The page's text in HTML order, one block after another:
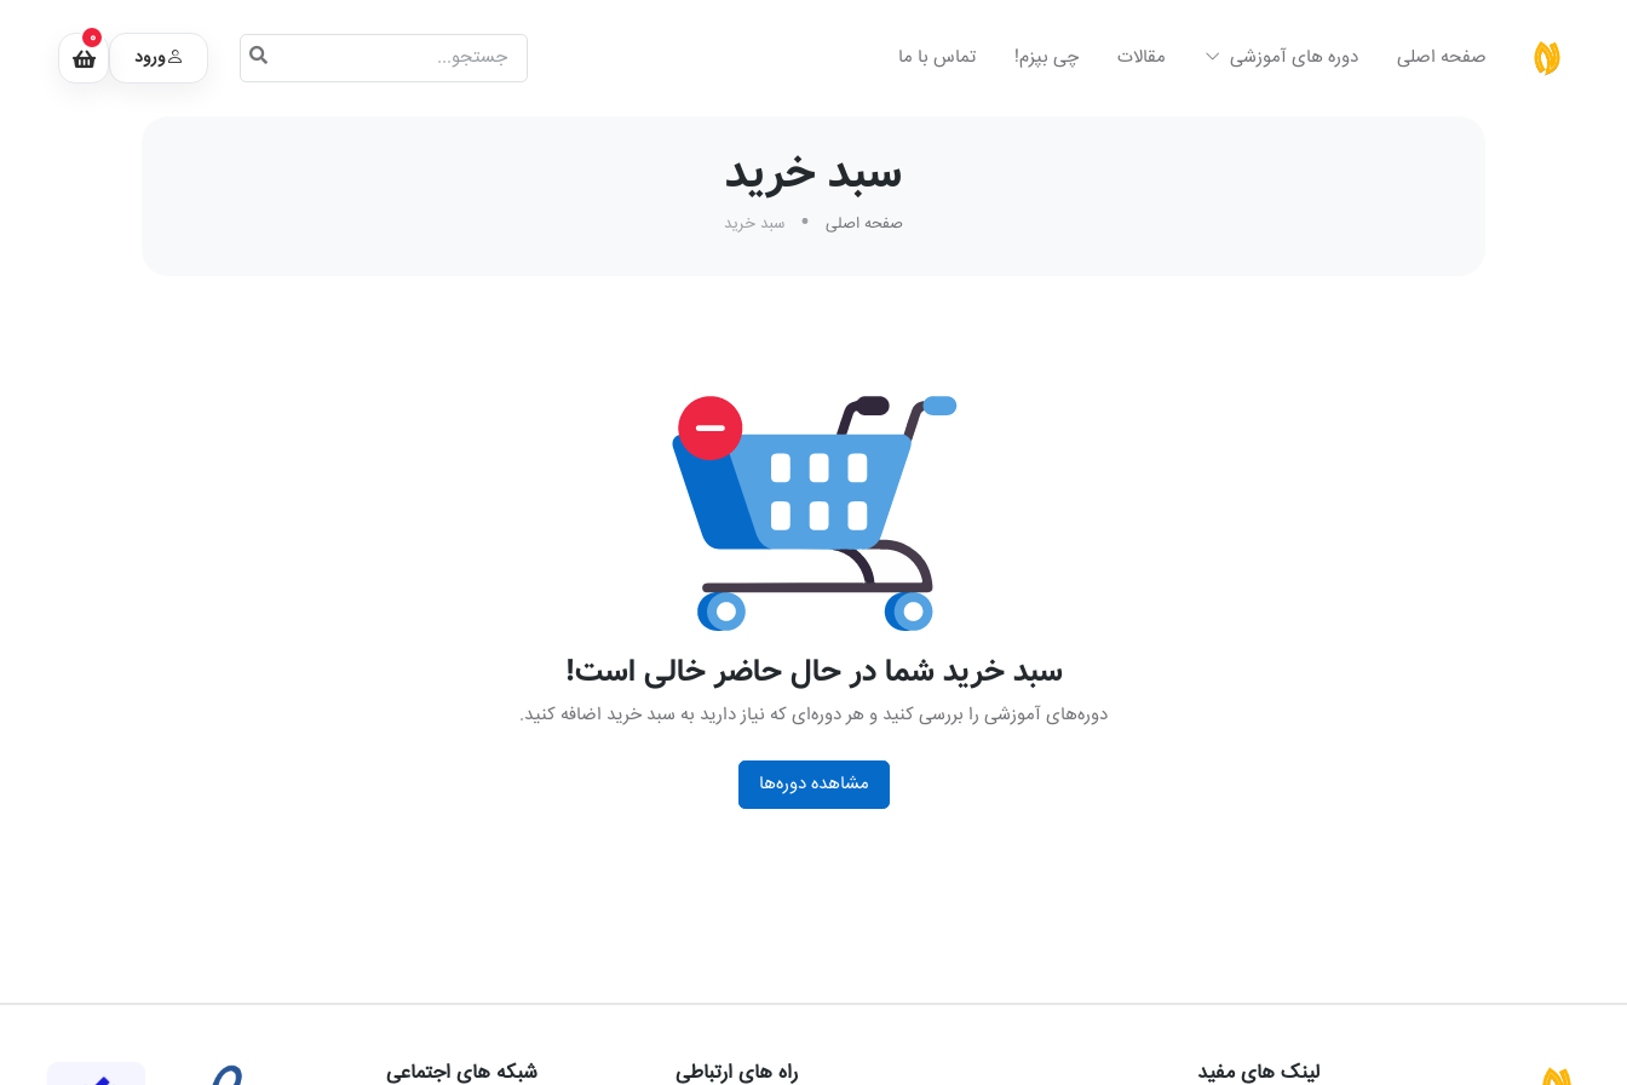
صفحه اصلی دوره های آموزشی مقالات چی بپزم! تماس با ما ورود
0
سبد خرید
صفحه اصلی سبد خرید
سبد خرید شما در حال حاضر خالی است!
دوره‌های آموزشی را بررسی کنید و هر دوره‌ای که نیاز دارید به سبد خرید اضافه کنید.
مشاهده دوره‌ها
لینک های مفید راه های ارتباطی شبکه های اجتماعی